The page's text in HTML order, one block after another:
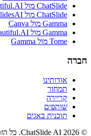
ChatSlide מול Beautiful.AI
ChatSlide מול SlidesAI
Gamma מול Canva
Gamma מול Beautiful.AI
Tome מול Gamma
חברה
אודותינו
תמחור
קריירה
שותפים
תוכנית באגים
© 2026 ChatSlide AI. כל הזכויות שמורות.